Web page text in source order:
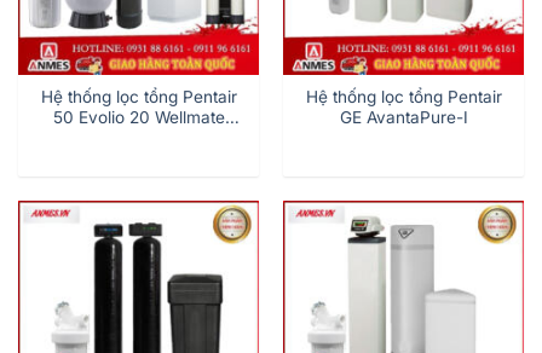
Hệ thống lọc tổng Pentair
50 Evolio 20 Wellmate
Hệ thống lọc tổng Pentair
GE AvantaPure-I